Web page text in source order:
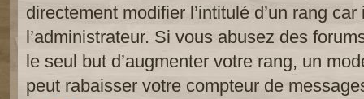
directement modifier l’intitulé d’un rang
l’administrateur. Si vous abusez des
le seul but d’augmenter votre rang, un
peut rabaisser votre compteur de